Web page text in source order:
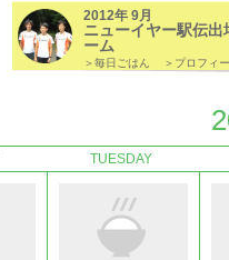
2012年 9月
ニューイヤー駅伝出
ーム
＞毎日ごはん ＞プロフィ
TUESDAY